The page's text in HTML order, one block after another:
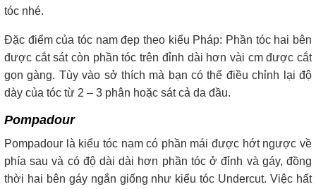
tóc nhé.
Đặc điểm của tóc nam đẹp theo kiểu Pháp: Phần tóc hai bên
được cắt sát còn phần tóc trên đỉnh dài hơn vài cm được cắt
gọn gàng. Tùy vào sở thích mà bạn có thể điều chỉnh lại độ
dày của tóc từ 2 – 3 phân hoặc sát cả da đầu.
Pompadour
Pompadour là kiểu tóc nam có phần mái được hớt ngược về
phía sau và có độ dài dài hơn phần tóc ở đỉnh và gáy, đồng
thời hai bên gáy ngắn giống như kiểu tóc Undercut. Việc hất